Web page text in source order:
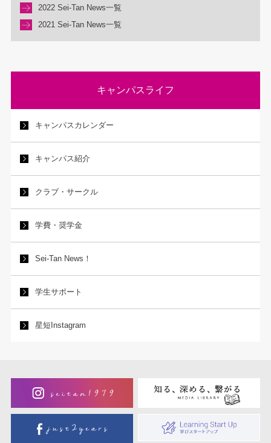
2022 Sei-Tan News一覧
2021 Sei-Tan News一覧
キャンパスライフ
キャンパスカレンダー
キャンパス紹介
クラブ・サークル
学費・奨学金
Sei-Tan News！
学生サポート
星短Instagram